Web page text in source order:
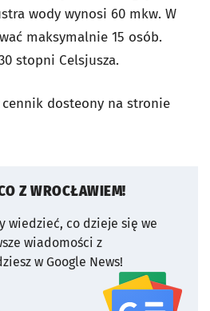
wody wynosi 60 mkw. W
maksymalnie 15 osób.
stopni Celsjusza.
dosteony na stronie
Z WROCŁAWIEM!
wiedzieć, co dzieje się we
wiadomości z
w Google News!